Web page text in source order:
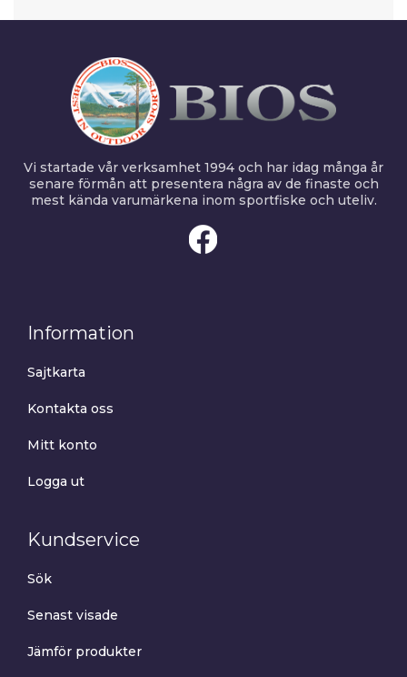
Vi startade vår verksamhet 1994 och har idag många år
senare förmån att presentera några av de finaste och
mest kända varumärkena inom sportfiske och uteliv.
Information
Sajtkarta
Kontakta oss
Mitt konto
Logga ut
Kundservice
Sök
Senast visade
Jämför produkter